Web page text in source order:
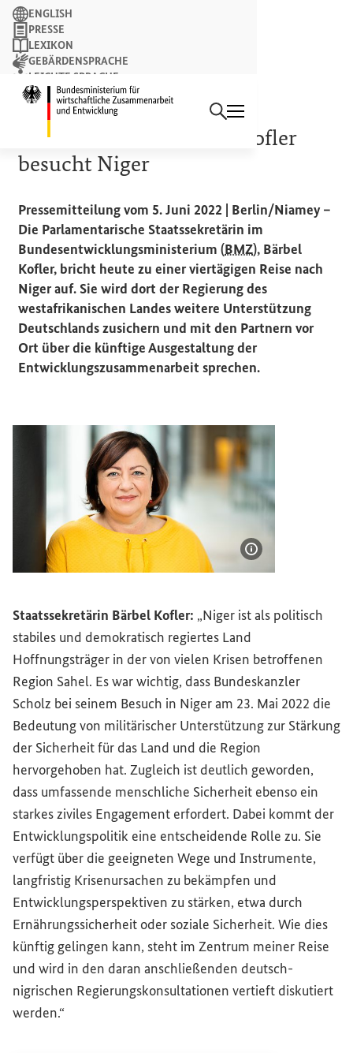
Suchbegriff
Suchen
ENGLISH
PRESSE
LEXIKON
GEBÄRDENSPRACHE
LEICHTE SPRACHE
NEWSLETTER
WESTAFRIKA
Staatssekretärin Bärbel Kofler
besucht Niger
Pressemitteilung vom 5. Juni 2022 | Berlin/Niamey –
Die Parlamentarische Staatssekretärin im
Bundesentwicklungsministerium (BMZ), Bärbel
Kofler, bricht heute zu einer viertägigen Reise nach
Niger auf. Sie wird dort der Regierung des
westafrikanischen Landes weitere Unterstützung
Deutschlands zusichern und mit den Partnern vor
Ort über die künftige Ausgestaltung der
Entwicklungszusammenarbeit sprechen.
Staatssekretärin Bärbel Kofler: „Niger ist als politisch
stabiles und demokratisch regiertes Land
Hoffnungsträger in der von vielen Krisen betroffenen
Region Sahel. Es war wichtig, dass Bundeskanzler
Scholz bei seinem Besuch in Niger am 23. Mai 2022 die
Bedeutung von militärischer Unterstützung zur Stärkung
der Sicherheit für das Land und die Region
hervorgehoben hat. Zugleich ist deutlich geworden,
dass umfassende menschliche Sicherheit ebenso ein
starkes ziviles Engagement erfordert. Dabei kommt der
Entwicklungspolitik eine entscheidende Rolle zu. Sie
verfügt über die geeigneten Wege und Instrumente,
langfristig Krisenursachen zu bekämpfen und
Entwicklungsperspektiven zu stärken, etwa durch
Ernährungssicherheit oder soziale Sicherheit. Wie dies
künftig gelingen kann, steht im Zentrum meiner Reise
und wird in den daran anschließenden deutsch-
nigrischen Regierungskonsultationen vertieft diskutiert
werden.“